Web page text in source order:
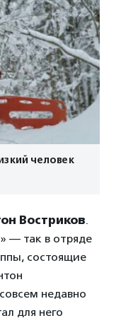
человек
Востриков.
— так в отряде
состоящие
недавно
для него